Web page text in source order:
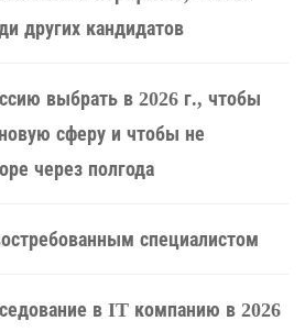
других кандидатов
выбрать в 2026 г., чтобы
сферу и чтобы не
через полгода
специалистом
в IT компанию в 2026